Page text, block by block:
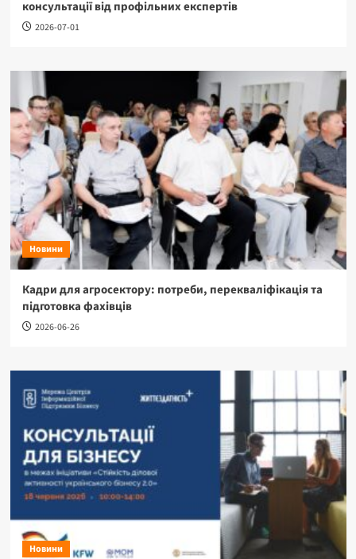
консультації від профільних експертів
2026-07-01
Новини
Кадри для агросектору: потреби, перекваліфікація та
підготовка фахівців
2026-06-26
Новини